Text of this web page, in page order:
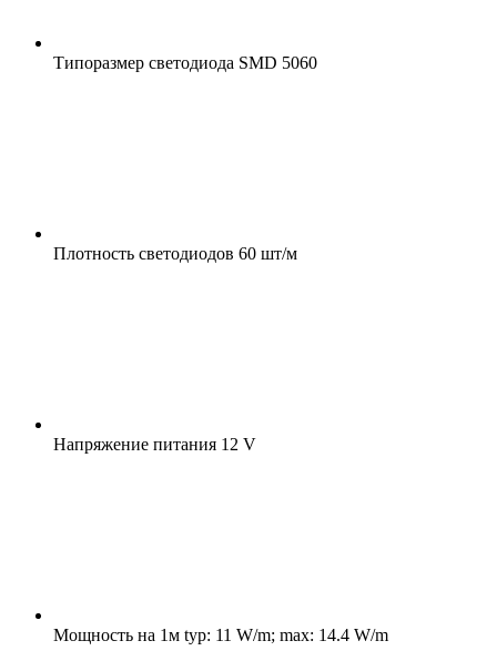
Типоразмер светодиода SMD 5060
Плотность светодиодов 60 шт/м
Напряжение питания 12 V
Мощность на 1м typ: 11 W/m; max: 14.4 W/m